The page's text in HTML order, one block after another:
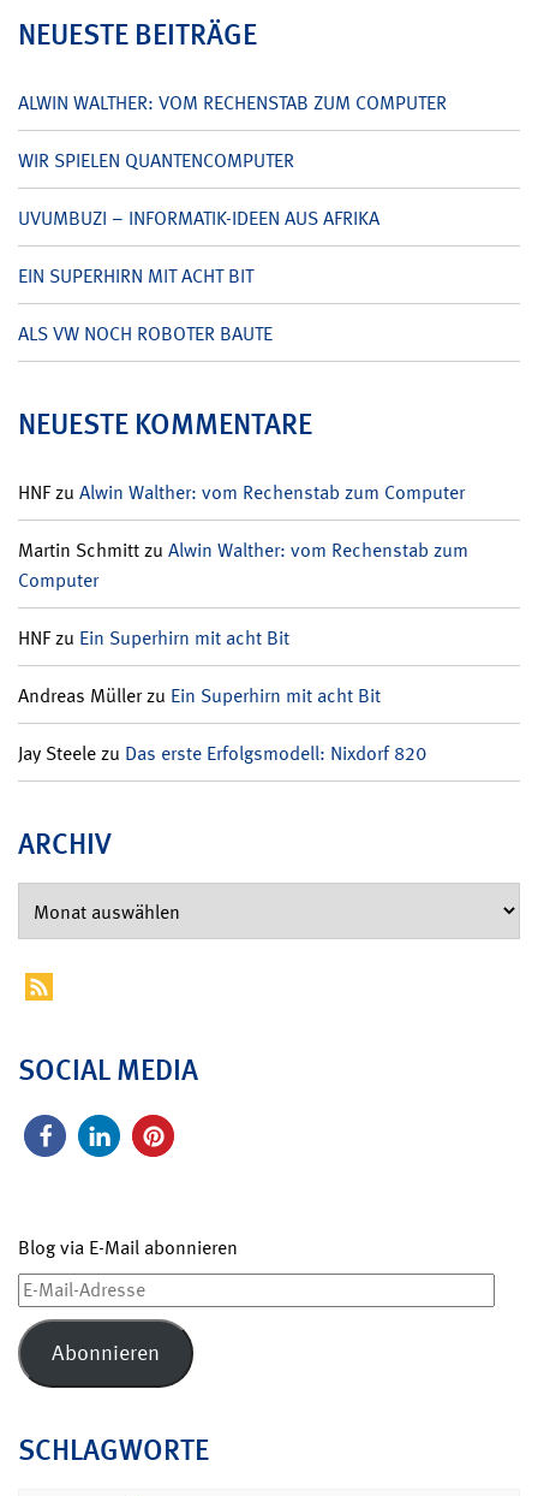
NEUESTE BEITRÄGE
ALWIN WALTHER: VOM RECHENSTAB ZUM COMPUTER
WIR SPIELEN QUANTENCOMPUTER
UVUMBUZI – INFORMATIK-IDEEN AUS AFRIKA
EIN SUPERHIRN MIT ACHT BIT
ALS VW NOCH ROBOTER BAUTE
NEUESTE KOMMENTARE
HNFzu Alwin Walther: vom Rechenstab zum Computer
Martin Schmittzu Alwin Walther: vom Rechenstab zum
Computer
HNFzu Ein Superhirn mit acht Bit
Andreas Müllerzu Ein Superhirn mit acht Bit
Jay Steelezu Das erste Erfolgsmodell: Nixdorf 820
ARCHIV
SOCIAL MEDIA
Blog via E-Mail abonnieren
E-
Mail-
Adresse
Abonnieren
SCHLAGWORTE